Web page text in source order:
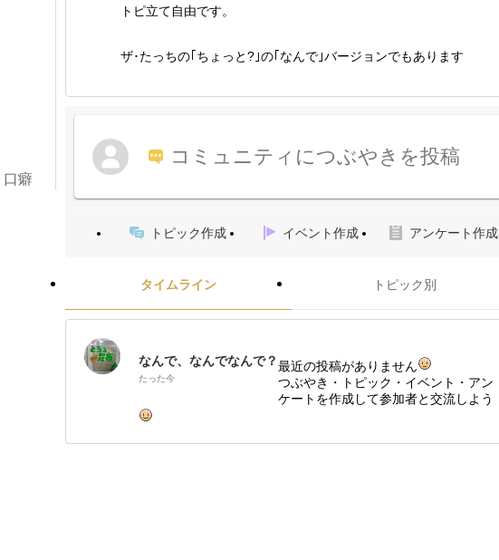
トピ立て自由です。
ザ･たっちの｢ちょっと?｣の｢なんで｣バージョンでもあります
コミュニティにつぶやきを投稿
トピック作成 イベント作成 アンケート作成
タイムライン トピック別
なんで、なんでなんで？
たった今
最近の投稿がありません
つぶやき・トピック・イベント・アン
ケートを作成して参加者と交流しよう
口癖